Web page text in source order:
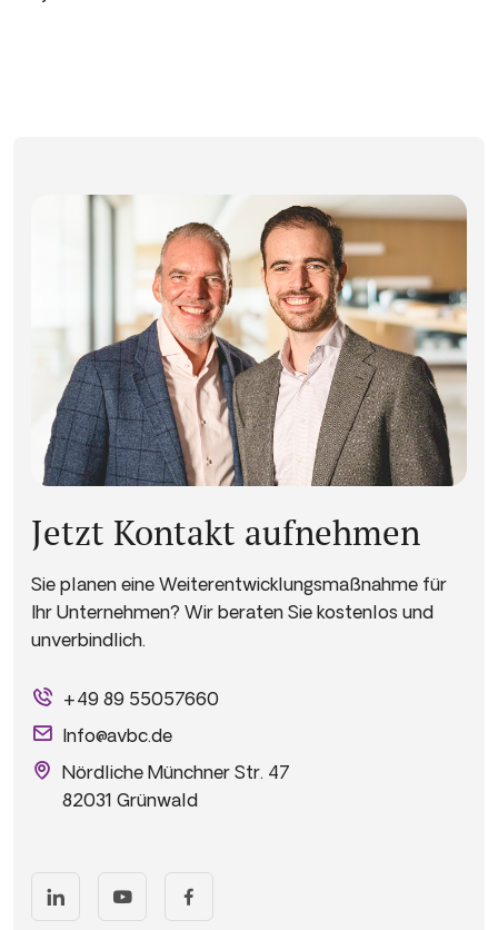
Jetzt Kontakt aufnehmen
Sie planen eine Weiterentwicklungsmaßnahme für
Ihr Unternehmen? Wir beraten Sie kostenlos und
unverbindlich.
+49 89 55057660
Info@avbc.de
Nördliche Münchner Str. 47
82031 Grünwald